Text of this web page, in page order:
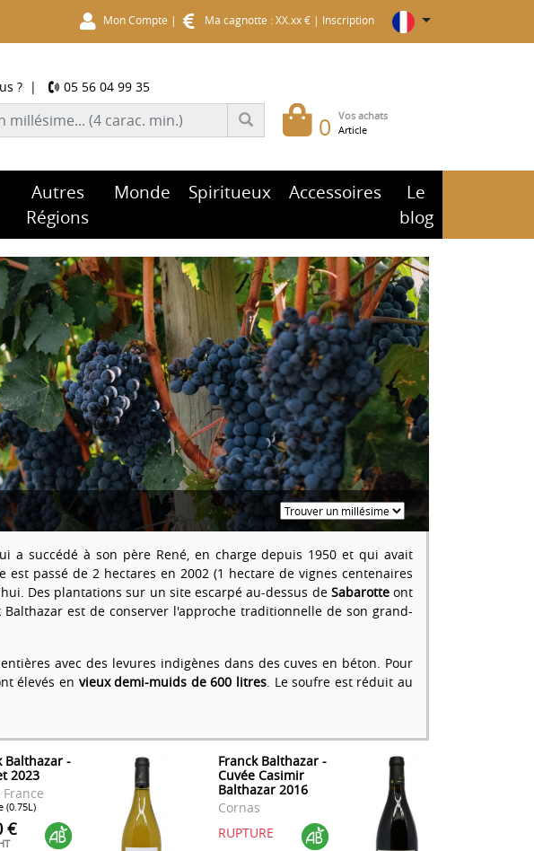
Mon Compte | Ma cagnotte : XX.xx € | Inscription
0 Vos achats
Article
?| 05 56 04 99 35
Autres
Régions
Monde Spiritueux Accessoires
Le
blog
succédé à son père René, en charge depuis 1950 et qui avait
passé de 2 hectares en 2002 (1 hectare de vignes centenaires
Des plantations sur un site escarpé au-dessus de Sabarotteont
est de conserver l'approche traditionnelle de son grand-
avec des levures indigènes dans des cuves en béton. Pour
élevés en vieux demi-muids de 600 litres . Le soufre est réduit au
Balthazar -
2023
(0.75L)
€
Franck Balthazar -
Cuvée Casimir
Balthazar 2016
Cornas
RUPTURE